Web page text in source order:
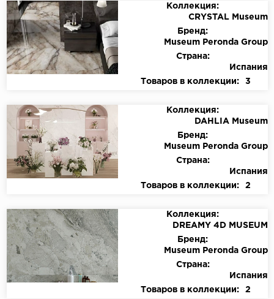
Коллекция:
CRYSTAL Museum
Бренд:
Museum Peronda Group
Страна:
Испания
Товаров в коллекции:
3
Коллекция:
DAHLIA Museum
Бренд:
Museum Peronda Group
Страна:
Испания
Товаров в коллекции:
2
Коллекция:
DREAMY 4D MUSEUM
Бренд:
Museum Peronda Group
Страна:
Испания
Товаров в коллекции:
2